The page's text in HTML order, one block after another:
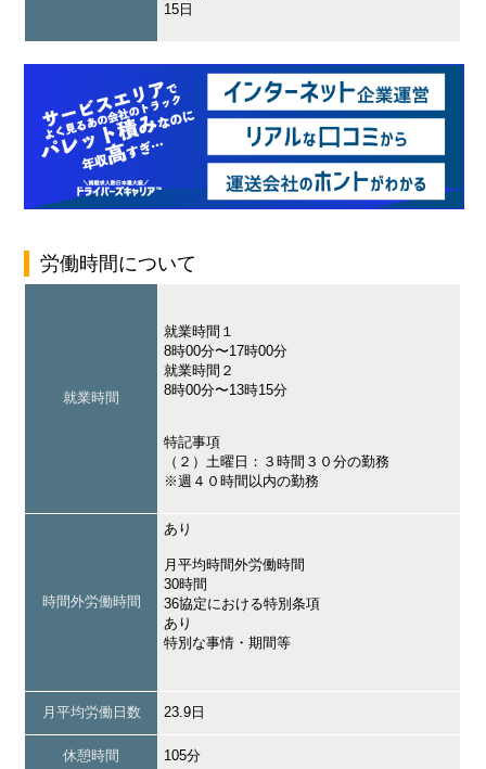
15日
労働時間について
就業時間
就業時間１
8時00分〜17時00分
就業時間２
8時00分〜13時15分
特記事項
（２）土曜日：３時間３０分の勤務
※週４０時間以内の勤務
時間外労働時間
あり
月平均時間外労働時間
30時間
36協定における特別条項
あり
特別な事情・期間等
月平均労働日数 23.9日
休憩時間 105分